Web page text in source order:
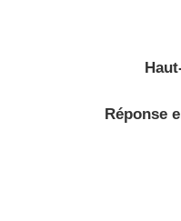
Réponse